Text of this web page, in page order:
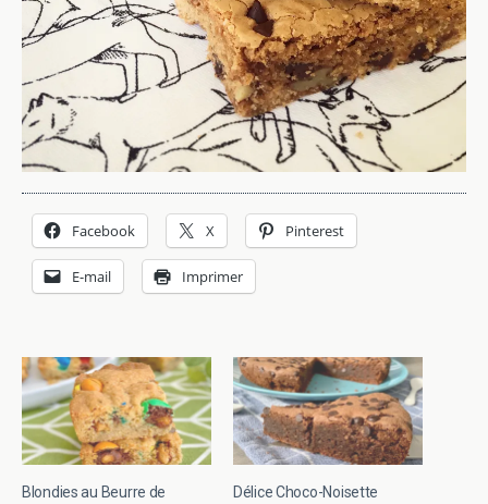
Facebook X Pinterest
E-mail Imprimer
Blondies au Beurre de
Délice Choco-Noisette